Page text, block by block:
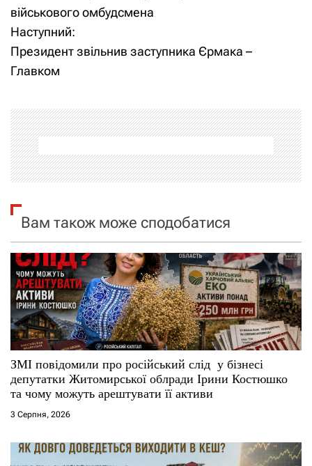
а
в
і
а
ц
і
я
з
а
п
и
с
і
військового омбудсмена
Наступний:
Президент звільнив заступника Єрмака –
Главком
Вам також може сподобатися
ЗМІ повідомили про російський слід у бізнесі
депутатки Житомирської облради Ірини Костюшко
та чому можуть арештувати її активи
3 Серпня, 2026